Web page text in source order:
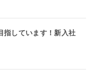
指しています！新入社